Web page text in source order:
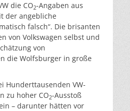
die CO2-Angaben aus
der angebliche
falsch“. Die brisanten
von Volkswagen selbst und
von
die Wolfsburger in große
Hunderttausenden VW-
zu hoher CO2-Ausstoß
– darunter hätten vor